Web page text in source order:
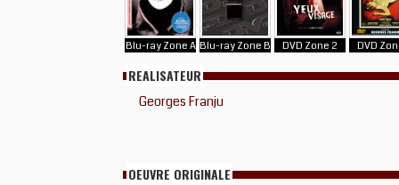
Blu-ray Zone A Blu-ray Zone B DVD Zone 2 DVD
REALISATEUR
Georges Franju
OEUVRE ORIGINALE